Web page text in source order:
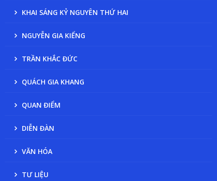
KHAI SÁNG KỶ NGUYÊN THỨ HAI
NGUYỄN GIA KIỂNG
TRẦN KHẮC ĐỨC
QUÁCH GIA KHANG
QUAN ĐIỂM
DIỄN ĐÀN
VĂN HÓA
TƯ LIỆU